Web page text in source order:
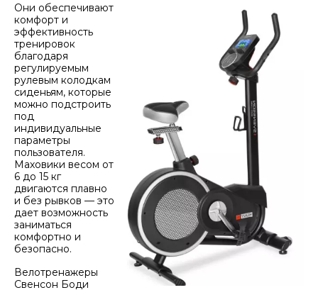
Они обеспечивают
комфорт и
эффективность
тренировок
благодаря
регулируемым
рулевым колодкам
сиденьям, которые
можно подстроить
под
индивидуальные
параметры
пользователя.
Маховики весом от
6 до 15 кг
двигаются плавно
и без рывков — это
дает возможность
заниматься
комфортно и
безопасно.
Велотренажеры
Свенсон Боди